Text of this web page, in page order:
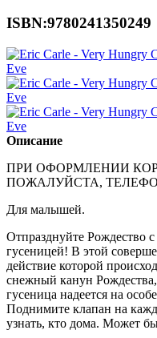
ISBN:9780241350249
Описание
ПРИ ОФОРМЛЕНИИ
ПОЖАЛУЙСТА,
Для малышей.
Отпразднуйте Рождество
гусеницей! В этой
действие которой
снежный канун
гусеница надеется на
Поднимите клапан на
узнать, кто дома. Может